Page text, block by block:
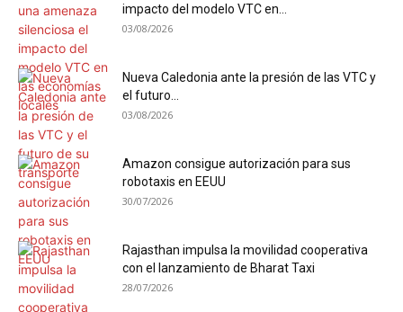
impacto del modelo VTC en...
03/08/2026
Nueva Caledonia ante la presión de las VTC y
el futuro...
03/08/2026
Amazon consigue autorización para sus
robotaxis en EEUU
30/07/2026
Rajasthan impulsa la movilidad cooperativa
con el lanzamiento de Bharat Taxi
28/07/2026